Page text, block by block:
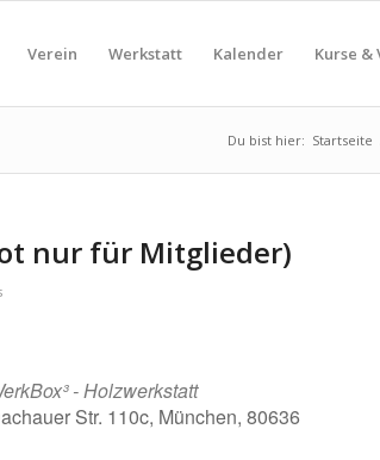
Verein Werkstatt Kalender Kurse
Du bist hier: Startseite
nur für Mitglieder)
- Holzwerkstatt
Str. 110c, München, 80636